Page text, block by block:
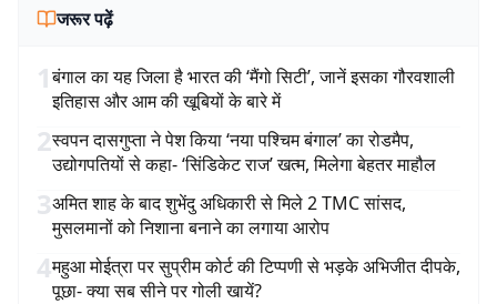
जरूर पढ़ें
1बंगाल का यह जिला है भारत की ‘मैंगो सिटी’, जानें इसका गौरवशाली
इतिहास और आम की खूबियों के बारे में
2स्वपन दासगुप्ता ने पेश किया ‘नया पश्चिम बंगाल’ का रोडमैप,
उद्योगपतियों से कहा- ‘सिंडिकेट राज’ खत्म, मिलेगा बेहतर माहौल
3अमित शाह के बाद शुभेंदु अधिकारी से मिले 2 TMC सांसद,
मुसलमानों को निशाना बनाने का लगाया आरोप
4महुआ मोईत्रा पर सुप्रीम कोर्ट की टिप्पणी से भड़के अभिजीत दीपके,
पूछा- क्या सब सीने पर गोली खायें?